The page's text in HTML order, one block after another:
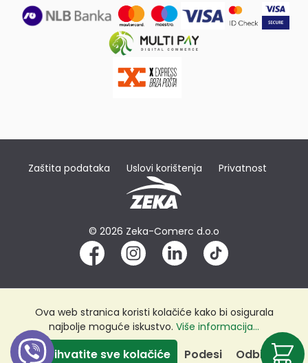
Zaštita podataka Uslovi korištenja Privatnost
© 2026 Zeka-Comerc d.o.o
Ova web stranica koristi kolačiće kako bi osigurala
najbolje moguće iskustvo. Više informacija...
Odbij
Podesi
Prihvatite sve kolačiće